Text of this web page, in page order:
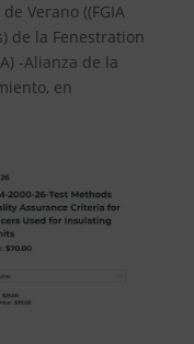
Verano ((FGIA
de la Fenestration
-Alianza de la
en